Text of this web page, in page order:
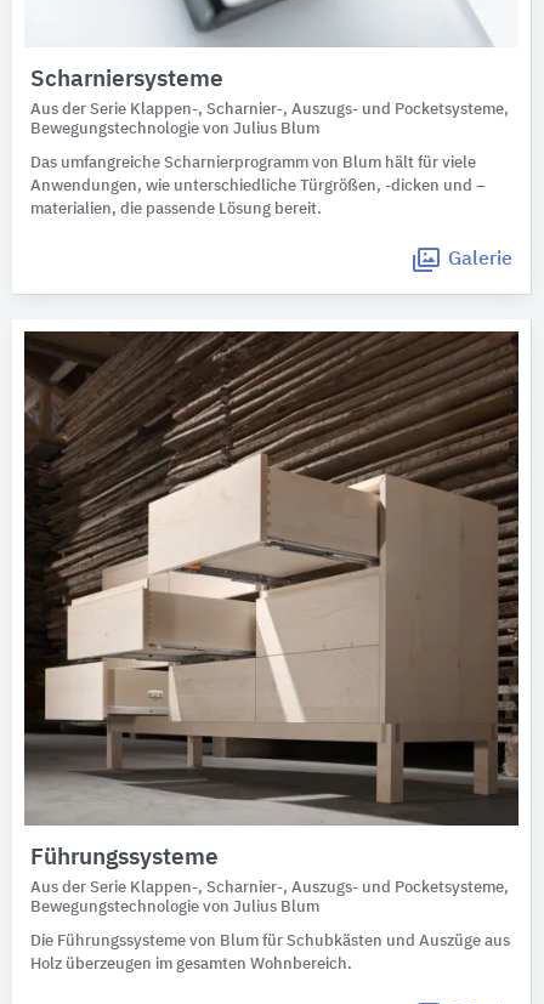
Scharniersysteme
Aus der Serie Klappen-, Scharnier-, Auszugs- und Pocketsysteme,
Bewegungstechnologie von Julius Blum
Das umfangreiche Scharnierprogramm von Blum hält für viele
Anwendungen, wie unterschiedliche Türgrößen, -dicken und –
materialien, die passende Lösung bereit.
Galerie
Führungssysteme
Aus der Serie Klappen-, Scharnier-, Auszugs- und Pocketsysteme,
Bewegungstechnologie von Julius Blum
Die Führungssysteme von Blum für Schubkästen und Auszüge aus
Holz überzeugen im gesamten Wohnbereich.